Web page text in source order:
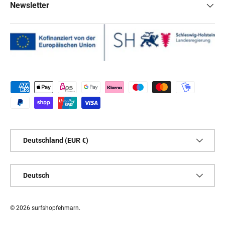
Newsletter
Zahlungsmethoden
Deutschland (EUR €)
Deutsch
© 2026 surfshopfehmarn.